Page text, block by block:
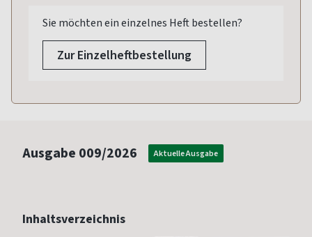
Sie möchten ein einzelnes Heft bestellen?
Zur Einzelheftbestellung
Ausgabe 009/2026 Aktuelle Ausgabe
Inhaltsverzeichnis